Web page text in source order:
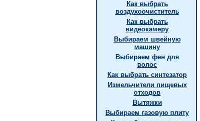
Как выбрать
воздухоочиститель
Как выбрать
видеокамеру
Выбираем швейную
машину
Выбираем фен для
волос
Как выбрать синтезатор
Измельчители пищевых
отходов
Вытяжки
Выбираем газовую плиту